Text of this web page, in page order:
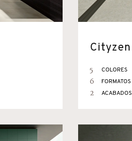
Cityzen
5 COLORES
6 FORMATOS
2 ACABADOS